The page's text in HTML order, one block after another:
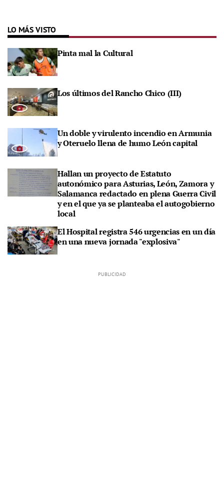
LO MÁS VISTO
Pinta mal la Cultural
Los últimos del Rancho Chico (III)
Un doble y virulento incendio en Armunia
y Oteruelo llena de humo León capital
Hallan un proyecto de Estatuto
autonómico para Asturias, León, Zamora y
Salamanca redactado en plena Guerra Civil
y en el que ya se planteaba el autogobierno
local
El Hospital registra 546 urgencias en un día
en una nueva jornada "explosiva"